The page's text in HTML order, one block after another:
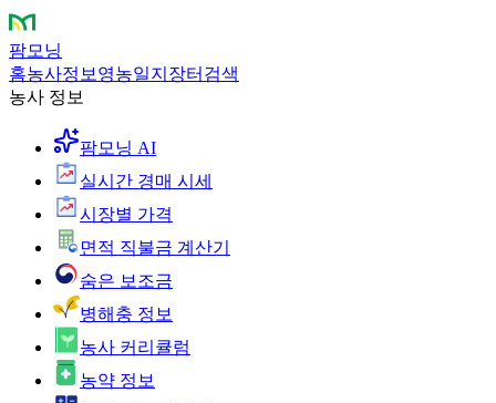
팜모닝
홈농사정보 영농일지 장터 검색
농사 정보
팜모닝 AI
실시간 경매 시세
시장별 가격
면적 직불금 계산기
숨은 보조금
병해충 정보
농사 커리큘럼
농약 정보